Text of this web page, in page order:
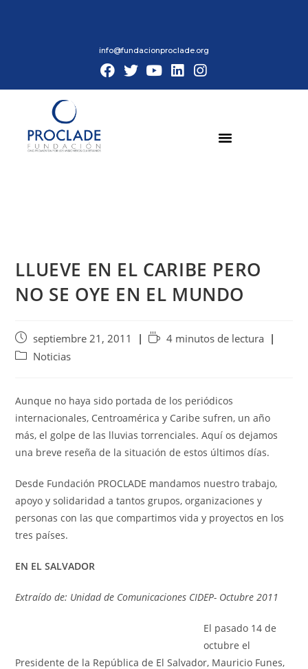
info@fundacionproclade.org
LLUEVE EN EL CARIBE PERO
NO SE OYE EN EL MUNDO
septiembre 21, 2011
4 minutos de lectura
Noticias
Aunque no haya sido portada de los periódicos
internacionales, Centroamérica y Caribe sufren, un año
más, el golpe de las lluvias torrenciales. Aquí os dejamos
una breve reseña de la situación de estos últimos días.
Desde Fundación PROCLADE mandamos nuestro trabajo,
apoyo y solidaridad a tantos grupos, organizaciones y
personas con las que compartimos vida y proyectos en los
tres países.
EN EL SALVADOR
Extraído de: Unidad de Comunicaciones CIDEP- Octubre 2011
El pasado 14 de
octubre el
Presidente de la República de El Salvador, Mauricio Funes,